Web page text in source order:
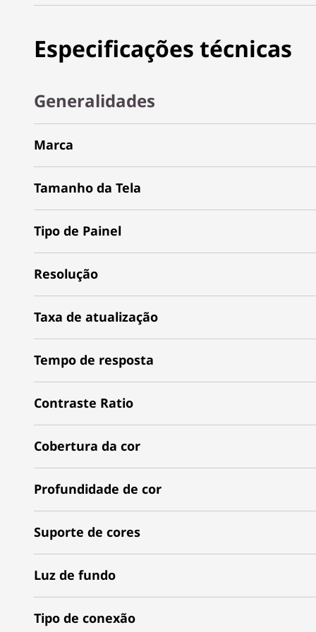
Especificações técnicas
Generalidades
Marca
Tamanho da Tela
Tipo de Painel
Resolução
Taxa de atualização
Tempo de resposta
Contraste Ratio
Cobertura da cor
Profundidade de cor
Suporte de cores
Luz de fundo
Tipo de conexão